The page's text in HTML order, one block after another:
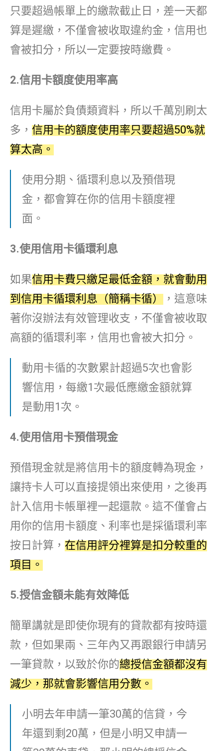
只要超過帳單上的繳款截止日，差一天都
算是遲繳，不僅會被收取違約金，信用也
會被扣分，所以一定要按時繳費。
2.信用卡額度使用率高
信用卡屬於負債類資料，所以千萬別刷太
多， 信用卡的額度使用率只要超過50%就
算太高。
使用分期、循環利息以及預借現
金，都會算在你的信用卡額度裡
面。
3.使用信用卡循環利息
如果信用卡費只繳足最低金額，就會動用
到信用卡循環利息（簡稱卡循）
，這意味
著你沒辦法有效管理收支，不僅會被收取
高額的循環利率，信用也會被大扣分。
動用卡循的次數累計超過5次也會影
響信用，每繳1次最低應繳金額就算
是動用1次。
4.使用信用卡預借現金
預借現金就是將信用卡的額度轉為現金，
讓持卡人可以直接提領出來使用，之後再
計入信用卡帳單裡一起還款。這不僅會占
用你的信用卡額度、利率也是採循環利率
按日計算， 在信用評分裡算是扣分較重的
項目。
5.授信金額未能有效降低
簡單講就是即使你現有的貸款都有按時還
款，但如果兩、三年內又再跟銀行申請另
一筆貸款，以致於你的總授信金額都沒有
減少，那就會影響信用分數。
小明去年申請一筆30萬的信貸，今
年還到剩20萬，但是小明又申請一